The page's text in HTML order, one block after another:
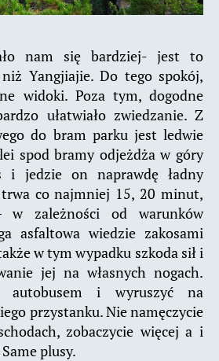
nam się bardziej- jest to
niż Yangjiajie. Do tego spokój,
widoki. Poza tym, dogodne
ułatwiało zwiedzanie. Z
do bram parku jest ledwie
spod bramy odjeżdża w góry
i jedzie on naprawdę ładny
trwa co najmniej 15, 20 minut,
zależności od warunków
asfaltowa wiedzie zakosami
w tym wypadku szkoda sił i
jej na własnych nogach.
autobusem i wyruszyć na
przystanku. Nie namęczycie
zobaczycie więcej a i
plusy.